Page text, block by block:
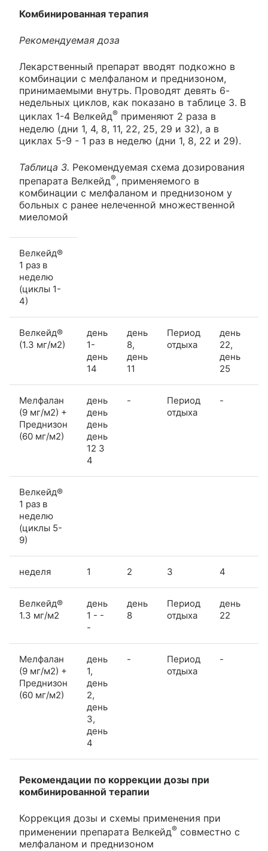
Комбинированная терапия
Рекомендуемая доза
Лекарственный препарат вводят подкожно в
комбинации с мелфаланом и преднизоном,
принимаемыми внутрь. Проводят девять 6-
недельных циклов, как показано в таблице 3. В
циклах 1-4 Велкейд® применяют 2 раза в
неделю (дни 1, 4, 8, 11, 22, 25, 29 и 32), а в
циклах 5-9 - 1 раз в неделю (дни 1, 8, 22 и 29).
Таблица 3. Рекомендуемая схема дозирования
препарата Велкейд®, применяемого в
комбинации с мелфаланом и преднизоном у
больных с ранее нелеченной множественной
миеломой
Велкейд®
1 раз в
неделю
(циклы 1-
4)
Велкейд®
(1.3 мг/м2)
день
1-
день
14
день
8,
день
11
Период
отдыха
день
22,
день
25
Мелфалан
(9 мг/м2) +
Преднизон
(60 мг/м2)
день
день
день
день
12 3
4
-
Период
отдыха
-
Велкейд®
1 раз в
неделю
(циклы 5-
9)
неделя 1 2 3 4
Велкейд®
1.3 мг/м2
день
1 - -
-
день
8
Период
отдыха
день
22
Мелфалан
(9 мг/м2) +
Преднизон
(60 мг/м2)
день
1,
день
2,
день
3,
день
4
-
Период
отдыха
-
Рекомендации по коррекции дозы при
комбинированной терапии
Коррекция дозы и схемы применения при
применении препарата Велкейд® совместно с
мелфаланом и преднизоном